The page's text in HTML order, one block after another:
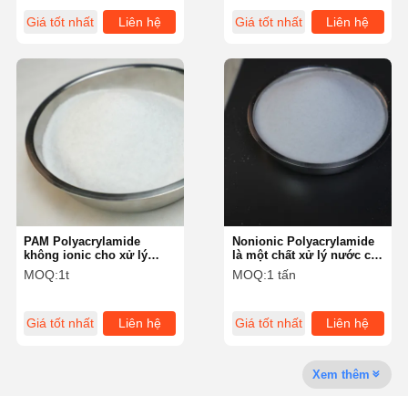
Nhà Sản Phẩm
Tôi
Tham Quan
Kiểm Soát
Tin Tức
Tất Cả Các
Giá tốt nhất Liên hệ
Giá tốt nhất Liên hệ
Nonionic Polyacrylamide
là một chất xử lý nước có
hiệu quả tốt và chi phí
thấp
MOQ:1 tấn
Giá tốt nhất Liên hệ
PAM Polyacrylamide
không ionic cho xử lý
nước Độ ổn định nhiệt ≥
90°C
MOQ:1t
Giá tốt nhất Liên hệ
Xem thêm